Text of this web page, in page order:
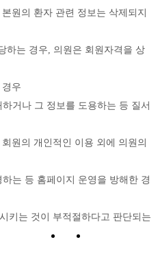
원의 환자 관련 정보는 삭제되지
하는 경우, 의원은 회원자격을 상
우
거나 그 정보를 도용하는 등 질서
원의 개인적인 이용 외에 의원의
는 등 홈페이지 운영을 방해한 경
키는 것이 부적절하다고 판단되는